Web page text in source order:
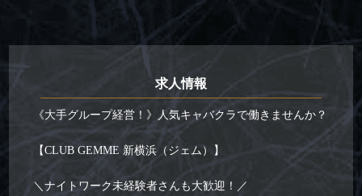
求人情報
《大手グループ経営！》人気キャバクラで働きませんか？
【CLUB GEMME 新横浜（ジェム）】
＼ナイトワーク未経験者さんも大歓迎！／